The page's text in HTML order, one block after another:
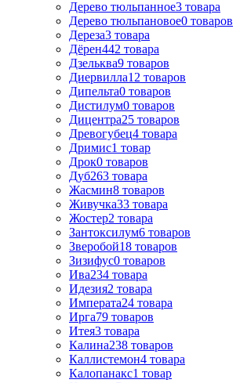
Дерево тюльпанное3 товара
Дерево тюльпановое0 товаров
Дереза3 товара
Дёрен442 товара
Дзельква9 товаров
Диервилла12 товаров
Дипельта0 товаров
Дистилум0 товаров
Дицентра25 товаров
Древогубец4 товара
Дримис1 товар
Дрок0 товаров
Дуб263 товара
Жасмин8 товаров
Живучка33 товара
Жостер2 товара
Зантоксилум6 товаров
Зверобой18 товаров
Зизифус0 товаров
Ива234 товара
Идезия2 товара
Императа24 товара
Ирга79 товаров
Итея3 товара
Калина238 товаров
Каллистемон4 товара
Калопанакс1 товар